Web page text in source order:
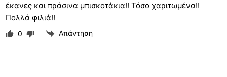
έκανες και πράσινα μπισκοτάκια!! Τόσο χαριτωμένα!!
Πολλά φιλιά!!
0 Απάντηση